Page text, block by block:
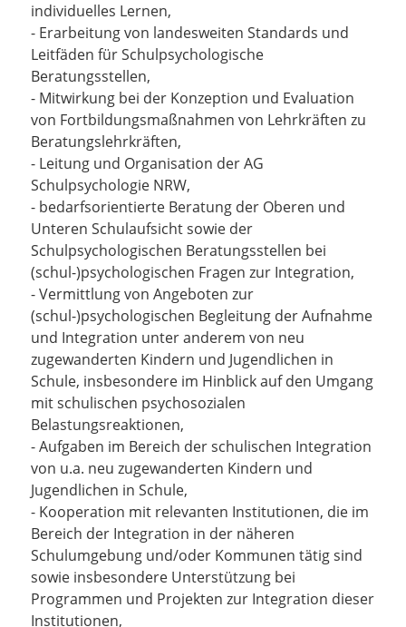
individuelles Lernen,
- Erarbeitung von landesweiten Standards und
Leitfäden für Schulpsychologische
Beratungsstellen,
- Mitwirkung bei der Konzeption und Evaluation
von Fortbildungsmaßnahmen von Lehrkräften zu
Beratungslehrkräften,
- Leitung und Organisation der AG
Schulpsychologie NRW,
- bedarfsorientierte Beratung der Oberen und
Unteren Schulaufsicht sowie der
Schulpsychologischen Beratungsstellen bei
(schul-)psychologischen Fragen zur Integration,
- Vermittlung von Angeboten zur
(schul-)psychologischen Begleitung der Aufnahme
und Integration unter anderem von neu
zugewanderten Kindern und Jugendlichen in
Schule, insbesondere im Hinblick auf den Umgang
mit schulischen psychosozialen
Belastungsreaktionen,
- Aufgaben im Bereich der schulischen Integration
von u.a. neu zugewanderten Kindern und
Jugendlichen in Schule,
- Kooperation mit relevanten Institutionen, die im
Bereich der Integration in der näheren
Schulumgebung und/oder Kommunen tätig sind
sowie insbesondere Unterstützung bei
Programmen und Projekten zur Integration dieser
Institutionen,